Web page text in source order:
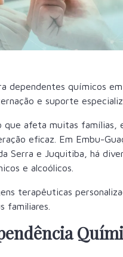
dependentes químicos
e suporte
que afeta muitas famílias,
eficaz. Em Embu-
Serra e Juquitiba, há
e alcoólicos.
terapêuticas
familiares.